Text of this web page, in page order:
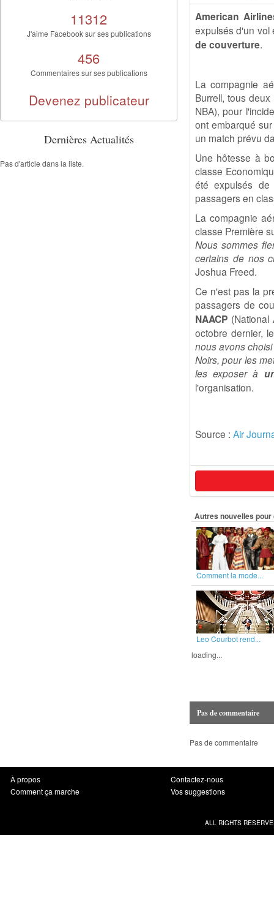
American
expulsés d'un vol
de couverture.
La compagnie
Burrell, tous
NBA), pour
ont embarqué
un match prévu
Une hôtesse à
classe
été expulsés
passagers en
La compagnie
classe Première
Nous sommes
certains de nos
Joshua Freed.
Ce n'est pas la
passagers de
NAACP
octobre dernier,
nous avons
Noirs, pour les
les exposer à
l'organisation.
Source : Air
Autres nouvelles
Comment la mode...
Leo Courbot rend...
loading...
Pas de commentaire
Pas de commentaire
11312
J'aime Facebook sur ses publications
456
Commentaires sur ses publications
Devenez publicateur
Dernières Actualités
Pas d'article dans la liste.
À propos
Comment ça marche
Contactez-nous
Vos suggestions
ALL RIGHTS